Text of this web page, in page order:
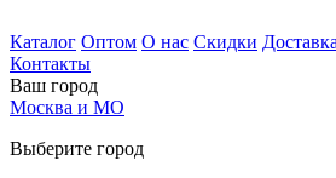
Каталог Оптом О нас Скидки
Контакты
Ваш город
Москва и МО
Выберите город